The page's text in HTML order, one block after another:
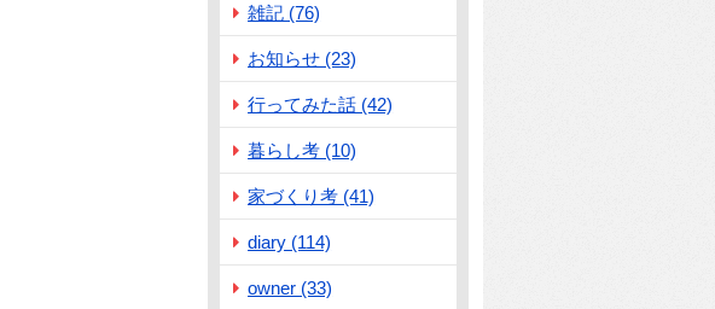
雑記 (76)
お知らせ (23)
行ってみた話 (42)
暮らし考 (10)
家づくり考 (41)
diary (114)
owner (33)